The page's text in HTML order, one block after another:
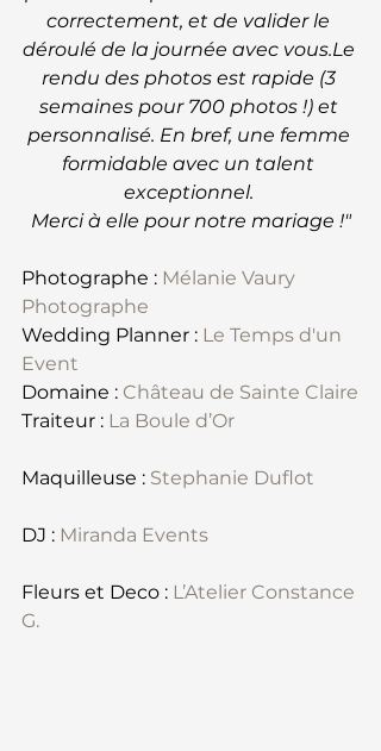
correctement, et de valider le
déroulé de la journée avec vous.Le
rendu des photos est rapide (3
semaines pour 700 photos !) et
personnalisé. En bref, une femme
formidable avec un talent
exceptionnel.
Merci à elle pour notre mariage !"
Photographe : Mélanie Vaury
Photographe
Wedding Planner : Le Temps d'un
Event
Domaine : Château de Sainte Claire
Traiteur : La Boule d’Or
Maquilleuse : Stephanie Duflot
DJ : Miranda Events
Fleurs et Deco : L’Atelier Constance
G.